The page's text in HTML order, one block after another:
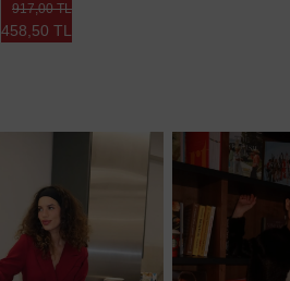
458,50 TL
917,00 TL